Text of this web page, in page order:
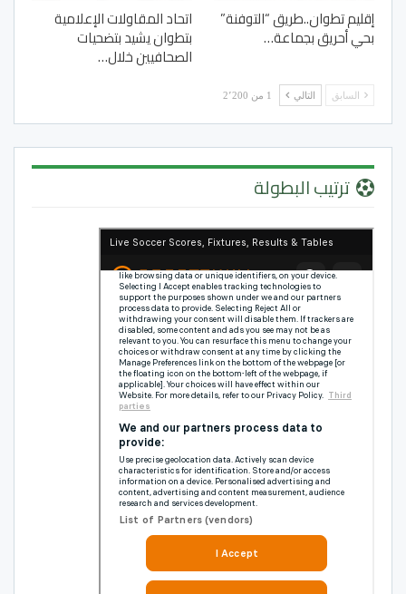
إقليم تطوان..طريق “التوفنة”
بحي أحريق بجماعة…
اتحاد المقاولات الإعلامية
بتطوان يشيد بتضحيات
الصحافيين خلال…
السابق التالي 1 من 2٬200
ترتيب البطولة